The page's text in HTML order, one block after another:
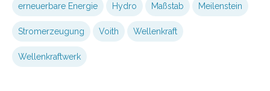
erneuerbare Energie Hydro Maßstab Meilenstein
Stromerzeugung Voith Wellenkraft
Wellenkraftwerk